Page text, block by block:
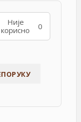
Није
корисно
0